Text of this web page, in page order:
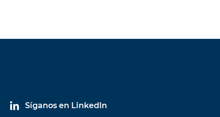
Síganos en LinkedIn